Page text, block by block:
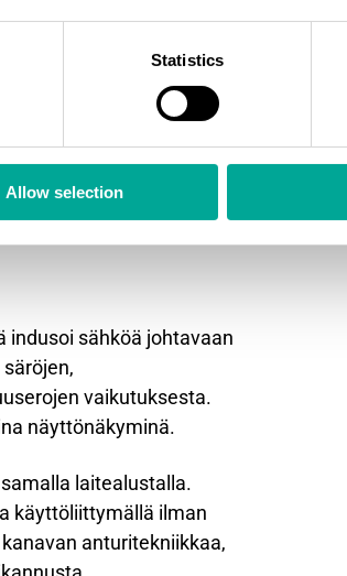
Statistics
Allow selection
N700i-mallilla
indusoi sähköä johtavaan
vaikutuksesta.
näyttönäkyminä.
laitealustalla.
käyttöliittymällä ilman
anturitekniikkaa,